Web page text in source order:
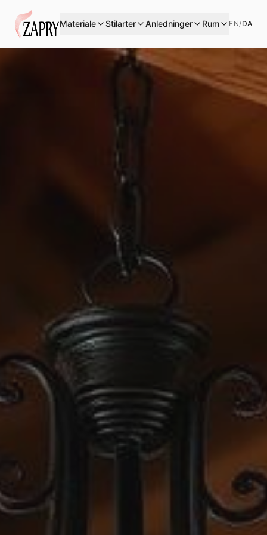
Materiale Stilarter Anledninger Rum EN/DA